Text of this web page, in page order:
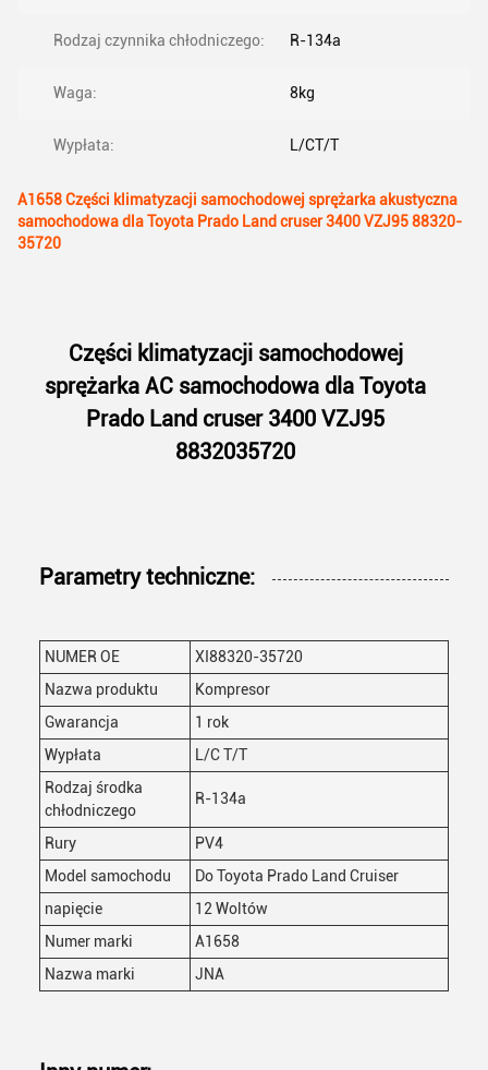
Rodzaj czynnika chłodniczego: R-134a
Waga: 8kg
Wypłata: L/CT/T
A1658 Części klimatyzacji samochodowej sprężarka akustyczna
samochodowa dla Toyota Prado Land cruser 3400 VZJ95 88320-
35720
Części klimatyzacji samochodowej
sprężarka AC samochodowa dla Toyota
Prado Land cruser 3400 VZJ95
8832035720
Parametry techniczne:
NUMER OE
XI88320-35720
Nazwa produktu
Kompresor
Gwarancja
1 rok
Wypłata
L/C T/T
Rodzaj środka
chłodniczego
R-134a
Rury
PV4
Model samochodu
Do Toyota Prado Land Cruiser
napięcie
12 Woltów
Numer marki
A1658
Nazwa marki
JNA